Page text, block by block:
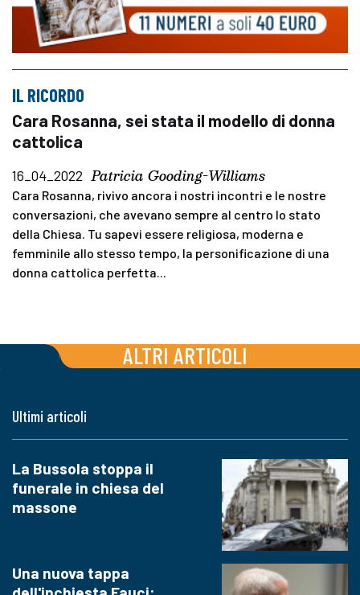
IL RICORDO
Cara Rosanna, sei stata il modello di donna
cattolica
16_04_2022 Patricia Gooding-Williams
Cara Rosanna, rivivo ancora i nostri incontri e le nostre
conversazioni, che avevano sempre al centro lo stato
della Chiesa. Tu sapevi essere religiosa, moderna e
femminile allo stesso tempo, la personificazione di una
donna cattolica perfetta...
ALTRI ARTICOLI
Ultimi articoli
La Bussola stoppa il
funerale in chiesa del
massone
Una nuova tappa